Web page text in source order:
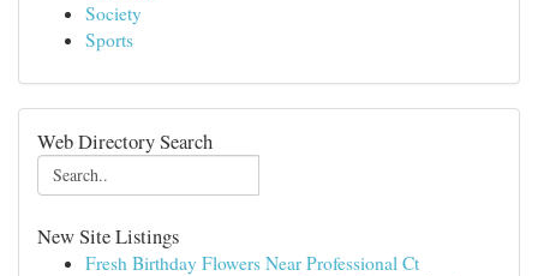
Society
Sports
Web Directory Search
New Site Listings
Fresh Birthday Flowers Near Professional Ct